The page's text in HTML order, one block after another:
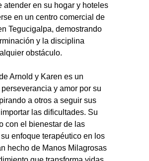
atender en su hogar y hoteles
en un centro comercial de
Tegucigalpa, demostrando
y la disciplina
obstáculo.
Arnold y Karen es un
y amor por su
a otros a seguir sus
las dificultades. Su
con el bienestar de las
enfoque terapéutico en los
hecho de Manos Milagrosas